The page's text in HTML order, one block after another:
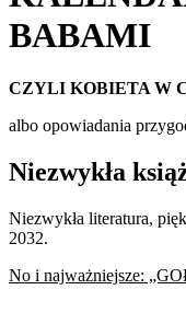
BABAMI
CZYLI KOBIETA W
albo opowiadania
Niezwykła
Niezwykła literatura,
2032.
No i najważniejsze: